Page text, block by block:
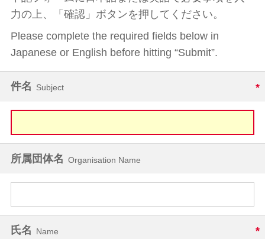
力の上、「確認」ボタンを押してください。
Please complete the required fields below in
Japanese or English before hitting “Submit”.
件名 Subject
所属団体名 Organisation Name
氏名 Name